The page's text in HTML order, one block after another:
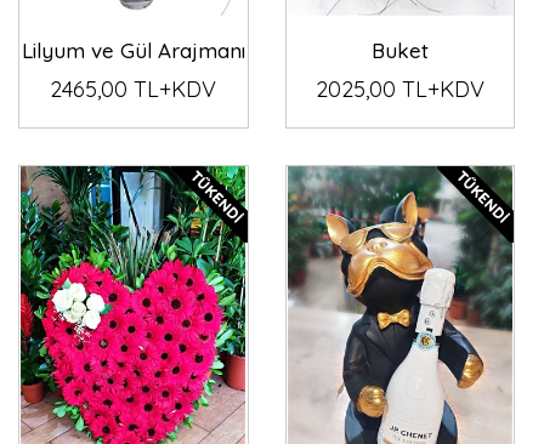
Lilyum ve Gül Arajmanı
2465,00 TL+KDV
Buket
2025,00 TL+KDV